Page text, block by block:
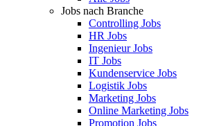
Jobs nach Branche
Controlling Jobs
HR Jobs
Ingenieur Jobs
IT Jobs
Kundenservice Jobs
Logistik Jobs
Marketing Jobs
Online Marketing Jobs
Promotion Jobs